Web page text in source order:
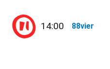
14:00 88vier